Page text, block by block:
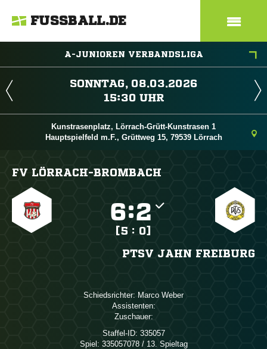
FUSSBALL.DE
A-JUNIOREN VERBANDSLIGA
 
 
Kunstrasenplatz, Lörrach-Grütt-Kunstrasen 1
Hauptspielfeld m.F., Grüttweg 15, 79539 Lörrach
FV LÖRRACH-BROMBACH
:
[5 : 0]
PTSV JAHN FREIBURG
Schiedsrichter:  
Assistenten:
Zuschauer:
Staffel-ID: 335057
Spiel: 335057078 / 13. Spieltag